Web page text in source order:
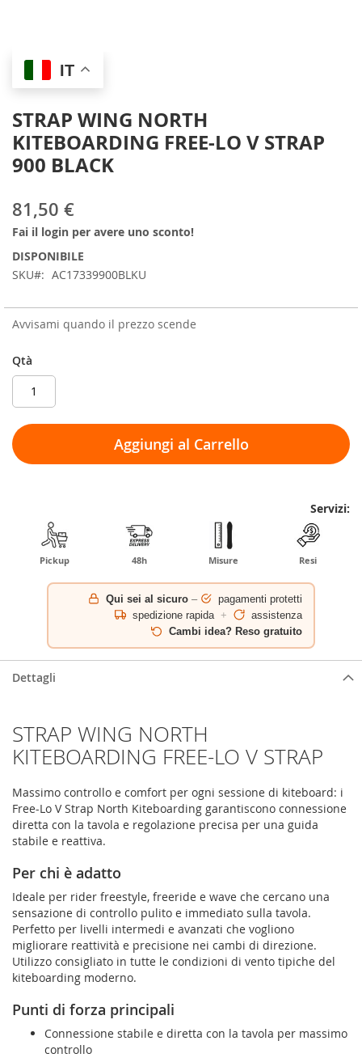
IT
STRAP WING NORTH
KITEBOARDING FREE-LO V STRAP
900 BLACK
81,50 €
Fai il login per avere uno sconto!
DISPONIBILE
SKU
AC17339900BLKU
Avvisami quando il prezzo scende
Qtà
Aggiungi al Carrello
Servizi:
Pickup 48h Misure Resi
Qui sei al sicuro –
pagamenti protetti
spedizione rapida +
assistenza
Cambi idea? Reso gratuito
Skip
the
of
the
images
gallery
Dettagli
STRAP WING NORTH
KITEBOARDING FREE-LO V STRAP
Massimo controllo e comfort per ogni sessione di kiteboard: i
Free-Lo V Strap North Kiteboarding garantiscono connessione
diretta con la tavola e regolazione precisa per una guida
stabile e reattiva.
Per chi è adatto
Ideale per rider freestyle, freeride e wave che cercano una
sensazione di controllo pulito e immediato sulla tavola.
Perfetto per livelli intermedi e avanzati che vogliono
migliorare reattività e precisione nei cambi di direzione.
Utilizzo consigliato in tutte le condizioni di vento tipiche del
kiteboarding moderno.
Punti di forza principali
Connessione stabile e diretta con la tavola per massimo
controllo